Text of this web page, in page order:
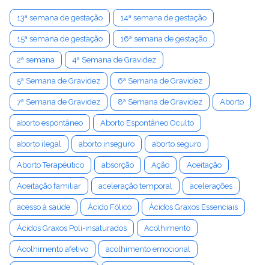
13ª semana de gestação 14ª semana de gestação
15ª semana de gestação 16ª semana de gestação
2ª semana 4ª Semana de Gravidez
5ª Semana de Gravidez 6ª Semana de Gravidez
7ª Semana de Gravidez 8ª Semana de Gravidez Aborto
aborto espontâneo Aborto Espontâneo Oculto
aborto ilegal aborto inseguro aborto seguro
Aborto Terapêutico absorção Ação Aceitação
Aceitação familiar aceleração temporal acelerações
acesso à saúde Ácido Fólico Ácidos Graxos Essenciais
Ácidos Graxos Poli-insaturados Acolhimento
Acolhimento afetivo acolhimento emocional